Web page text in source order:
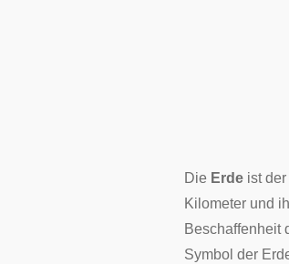
Die Erde ist der
Kilometer und
Beschaffenheit
Symbol der